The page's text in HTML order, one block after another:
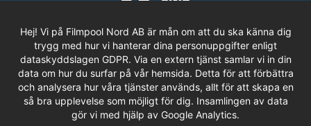
ADRESS
Filmpool Nord AB
Västra Varvsgatan 3, Bryggeriet
972 36 LULEÅ
Hej! Vi på Filmpool Nord AB är mån om att du ska känna dig
trygg med hur vi hanterar dina personuppgifter enligt
dataskyddslagen GDPR. Via en extern tjänst samlar vi in din
data om hur du surfar på vår hemsida. Detta för att förbättra
och analysera hur våra tjänster används, allt för att skapa en
så bra upplevelse som möjligt för dig. Insamlingen av data
gör vi med hjälp av Google Analytics.